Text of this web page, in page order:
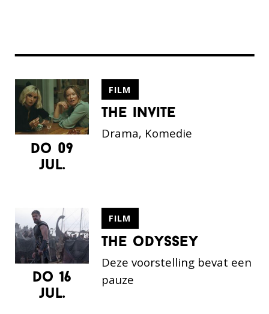
the invite
FILM
Drama, Komedie
do 09
jul.
the odyssey
FILM
Deze voorstelling bevat een
pauze
do 16
jul.